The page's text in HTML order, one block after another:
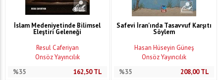
İslam Medeniyetinde Bilimsel
Eleştiri Geleneği
Resul Caferiyan
Önsöz Yayıncılık
%35
162,50TL
Safevi İran'ında Tasavvuf Karşıtı
Söylem
Hasan Hüseyin Güneş
Önsöz Yayıncılık
%35
208,00TL